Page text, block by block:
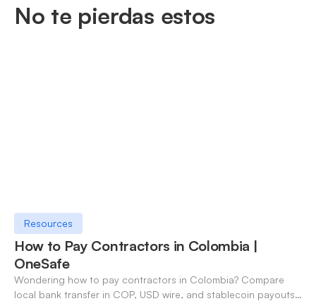
No te pierdas estos
Resources
How to Pay Contractors in Colombia |
OneSafe
Wondering how to pay contractors in Colombia? Compare
local bank transfer in COP, USD wire, and stablecoin payouts.